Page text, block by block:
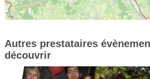
Autres prestataires
découvrir